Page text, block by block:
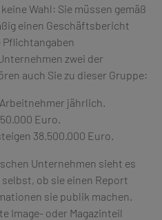
Wahl: Sie müssen gemäß
einen Geschäftsbericht
zwei der
auch Sie zu dieser Gruppe:
jährlich.
Euro.
38.500.000 Euro.
Unternehmen sieht es
ob sie einen Report
sie publik machen.
Image- oder Magazinteil